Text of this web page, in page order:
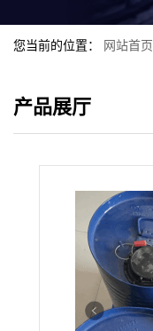
您当前的位置： 网站首页
产品展厅